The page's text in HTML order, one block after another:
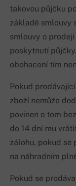
takovou půjčku
základě smlouvy
smlouvy o
poskytnutí
obohacení tím
Pokud
zboží nemůže
povinen o tom
do 14 dní mu
zálohu, pokud se
na náhradním
Pokud se